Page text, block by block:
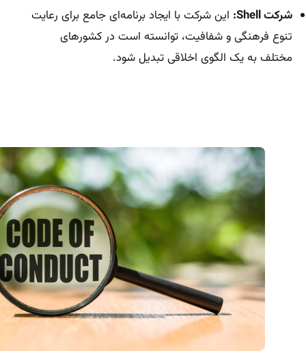
شرکت Shell:
این شرکت با ایجاد برنامه‌ای جامع برای رعایت
تنوع فرهنگی و شفافیت، توانسته است در کشورهای
مختلف به یک الگوی اخلاقی تبدیل شود.